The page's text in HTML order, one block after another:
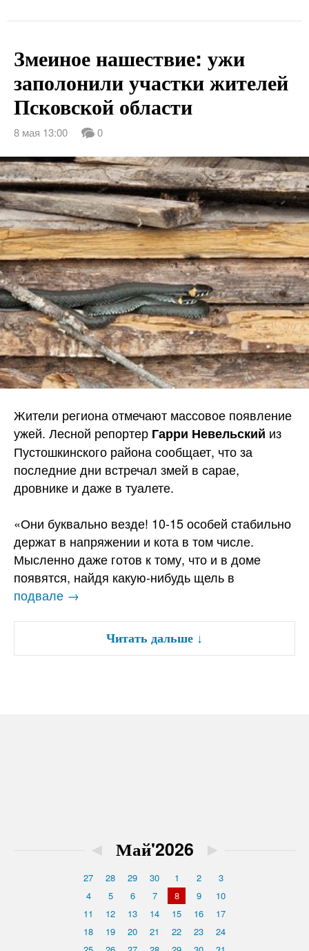
Змеиное нашествие: ужи
заполонили участки жителей
Псковской области
8 мая 13:00 0
Жители региона отмечают массовое появление
ужей. Лесной репортер Гарри Невельский из
Пустошкинского района сообщает, что за
последние дни встречал змей в сарае,
дровнике и даже в туалете.
«Они буквально везде! 10-15 особей стабильно
держат в напряжении и кота в том числе.
Мысленно даже готов к тому, что и в доме
появятся, найдя какую-нибудь щель в
подвале →
Читать дальше ↓
◄ Май'2026 ►
27 28 29 30 1 2
3
4
5 6 7 8 9
10
11
12 13 14 15 16
17
18
19 20 21 22 23
24